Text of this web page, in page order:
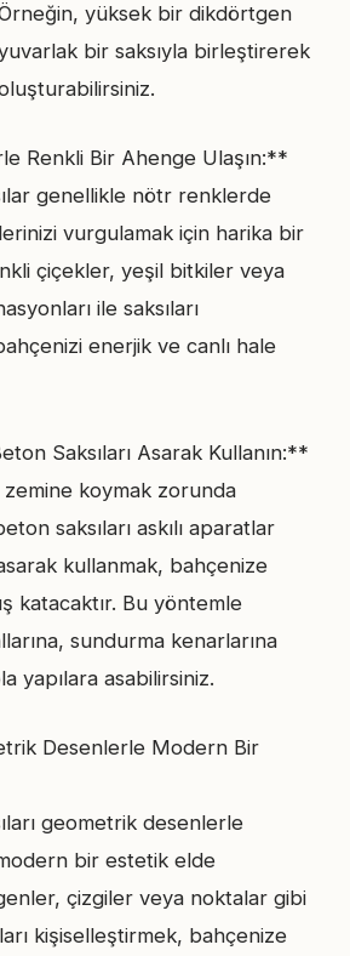
yüksek bir dikdörtgen
yuvarlak bir saksıyla birleştirerek
Renkli Bir Ahenge Ulaşın:**
genellikle nötr renklerde
vurgulamak için harika bir
çiçekler, yeşil bitkiler veya
ile saksıları
enerjik ve canlı hale
Saksıları Asarak Kullanın:**
zemine koymak zorunda
saksıları askılı aparatlar
kullanmak, bahçenize
katacaktır. Bu yöntemle
sundurma kenarlarına
yapılara asabilirsiniz.
Desenlerle Modern Bir
geometrik desenlerle
bir estetik elde
çizgiler veya noktalar gibi
kişiselleştirmek, bahçenize